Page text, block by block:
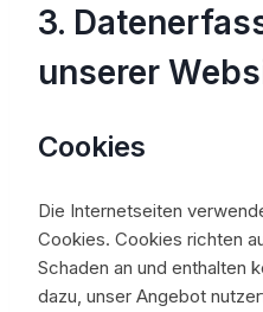
3.
unserer
Cookies
Die Internetseiten
Cookies. Cookies richten
Schaden an und enthalten
dazu, unser Angebot